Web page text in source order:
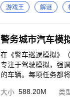
心：挖掘体育精英，
接市场项目，勇攀学术高峰。 6、科学院：谁能更快掌握前沿科技，谁就能主宰世界
设：从基础实用到多
实现综合实力的跨越。 11、公共建设：网吧、奶茶店、剧本杀店等应有尽有，致我们终将逝去的青春！ 12、
件：惊心动魄的随机
你来揭晓~ 14、校企
解锁学校新篇章。 16、
游戏王 解谜
在《警车巡逻模拟》
专注于驾驶模拟，强调流畅的车辆
的车辆。每项任务都将
大小 588.20M 类